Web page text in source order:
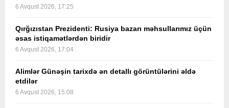
6 Avqust 2026, 17:25
Qırğızıstan Prezidenti: Rusiya bazarı məhsullarımız üçün
əsas istiqamətlərdən biridir
6 Avqust 2026, 17:04
Alimlər Günəşin tarixdə ən detallı görüntülərini əldə
etdilər
6 Avqust 2026, 15:08